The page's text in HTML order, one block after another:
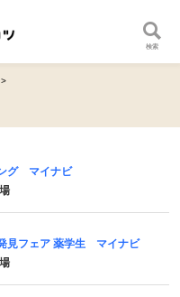
検索
グ マイナビ
見フェア 薬学生 マイナビ